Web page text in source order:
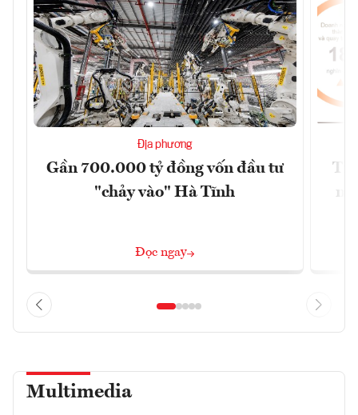
Địa phương
Gần 700.000 tỷ đồng vốn đầu tư
"chảy vào" Hà Tĩnh
Đọc ngay
Multimedia